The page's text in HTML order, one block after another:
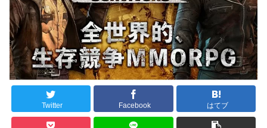
Twitter Facebook はてブ